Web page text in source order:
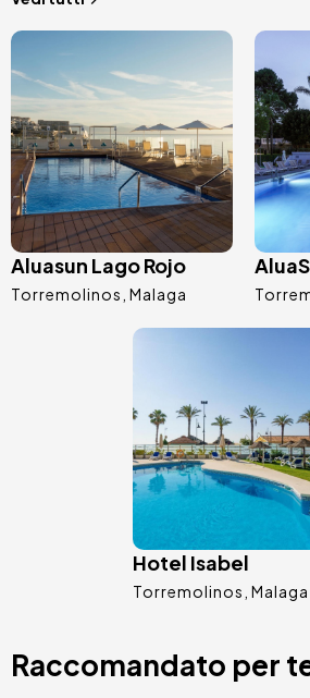
Immagine
Aluasun Lago Rojo
Torremolinos Malaga
Hotel Isabel
Torremolinos Malaga
Raccomandato per